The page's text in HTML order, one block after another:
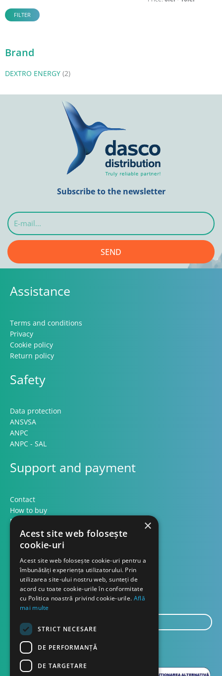
FILTER
Brand
DEXTRO ENERGY (2)
Subscribe to the newsletter
E-
mail...
SEND
Assistance
Terms and conditions
Privacy
Cookie policy
Return policy
Safety
Data protection
ANSVSA
ANPC
ANPC - SAL
Support and payment
Contact
How to buy
Methods of payment
Formular retur
Contact
About us
Blog
mail...
SEND
×
Acest site web folosește
cookie-uri
Acest site web folosește cookie-uri pentru a
îmbunătăți experiența utilizatorului. Prin
utilizarea site-ului nostru web, sunteți de
acord cu toate cookie-urile în conformitate
cu Politica noastră privind cookie-urile. Află
mai multe
STRICT NECESARE
DE PERFORMANȚĂ
DE TARGETARE